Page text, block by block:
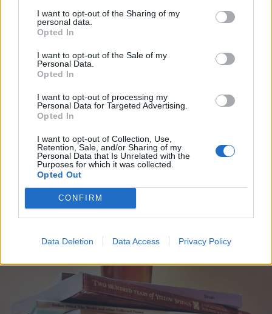
I want to opt-out of the Sharing of my
personal data.
Opted In
I want to opt-out of the Sale of my
Personal Data.
Opted In
I want to opt-out of processing my
Personal Data for Targeted Advertising.
Opted In
I want to opt-out of Collection, Use,
Retention, Sale, and/or Sharing of my
Personal Data that Is Unrelated with the
Purposes for which it was collected.
Opted Out
CONFIRM
Data Deletion Data Access Privacy Policy
Le foto di Arona deserta
Arona deserta